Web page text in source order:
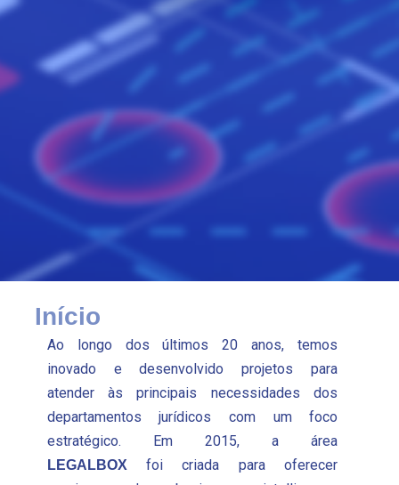
Início
Ao longo dos últimos 20 anos, temos
inovado e desenvolvido projetos para
atender às principais necessidades dos
departamentos jurídicos com um foco
estratégico. Em 2015, a área
LEGALBOXfoi criada para oferecer